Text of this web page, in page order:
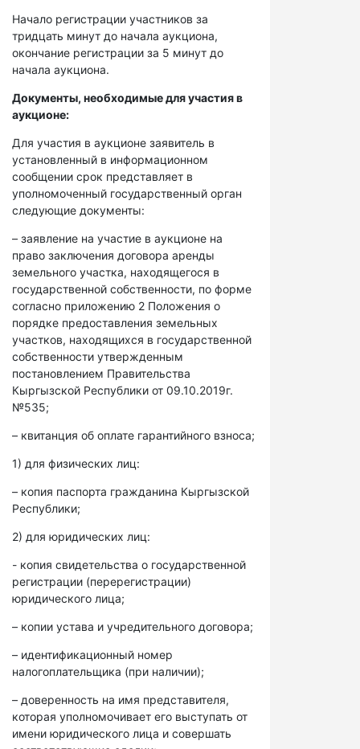
Начало регистрации участников за
тридцать минут до начала аукциона,
окончание регистрации за 5 минут до
начала аукциона.
Документы, необходимые для участия в
аукционе:
Для участия в аукционе заявитель в
установленный в информационном
сообщении срок представляет в
уполномоченный государственный орган
следующие документы:
– заявление на участие в аукционе на
право заключения договора аренды
земельного участка, находящегося в
государственной собственности, по форме
согласно приложению 2 Положения о
порядке предоставления земельных
участков, находящихся в государственной
собственности утвержденным
постановлением Правительства
Кыргызской Республики от 09.10.2019г.
№535;
– квитанция об оплате гарантийного взноса;
1) для физических лиц:
– копия паспорта гражданина Кыргызской
Республики;
2) для юридических лиц:
- копия свидетельства о государственной
регистрации (перерегистрации)
юридического лица;
– копии устава и учредительного договора;
– идентификационный номер
налогоплательщика (при наличии);
– доверенность на имя представителя,
которая уполномочивает его выступать от
имени юридического лица и совершать